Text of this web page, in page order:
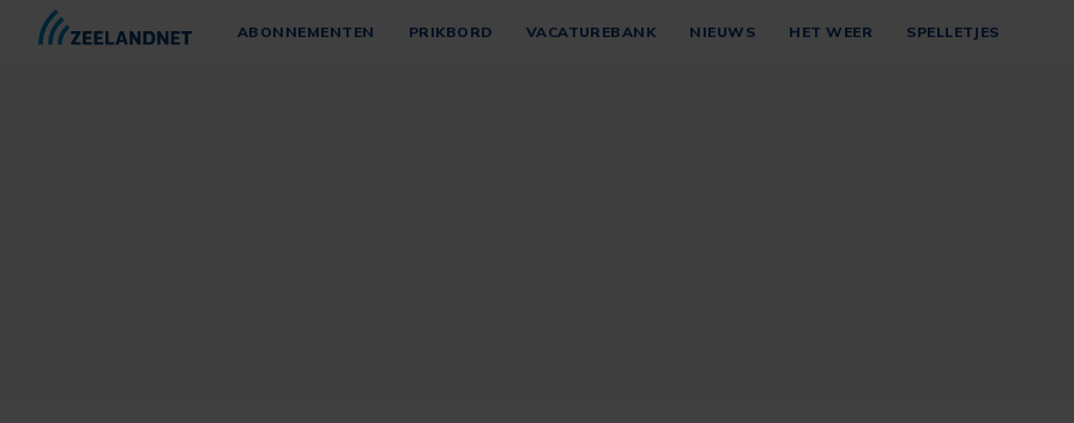
ABONNEMENTEN PRIKBORD VACATUREBANK NIEUWS HET WEER SPELLETJES